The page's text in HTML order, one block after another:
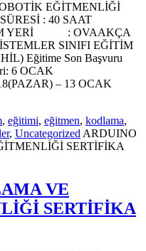
EĞİTMENLİĞİ
: 40 SAAT
YERİ : OVAAKÇA
SINIFI EĞİTİM
Eğitime Son Başvuru
6 OCAK
– 13 OCAK
, eğitimi, eğitmen, kodlama,
, UncategorizedARDUINO
SERTİFİKA
VE
SERTİFİKA